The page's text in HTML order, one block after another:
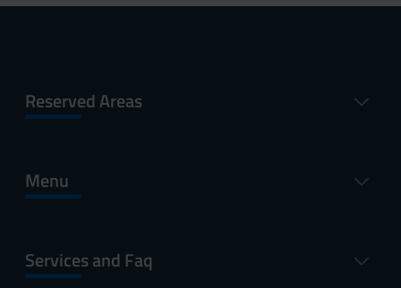
Reserved Areas
Menu
Services and Faq